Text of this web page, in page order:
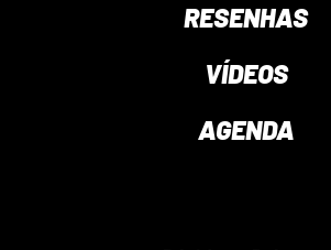
RESENHAS
VÍDEOS
AGENDA